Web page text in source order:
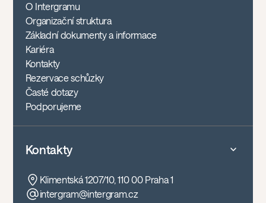
O Intergramu
Organizační struktura
Základní dokumenty a informace
Kariéra
Kontakty
Rezervace schůzky
Časté dotazy
Podporujeme
Kontakty
Klimentská 1207/10, 110 00 Praha 1
intergram@intergram.cz